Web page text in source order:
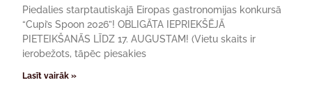
Piedalies starptautiskajā Eiropas gastronomijas konkursā
“Cupi’s Spoon 2026”! OBLIGĀTA IEPRIEKŠĒJĀ
PIETEIKŠANĀS LĪDZ 17. AUGUSTAM! (Vietu skaits ir
ierobežots, tāpēc piesakies
Lasīt vairāk »